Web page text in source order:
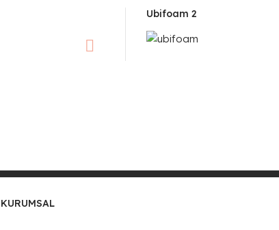
Ubifoam 2
KURUMSAL